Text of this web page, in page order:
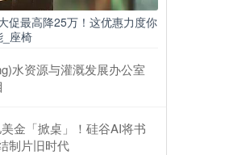
促最高降25万！这优惠力度你
_座椅
水资源与灌溉发展办公室
金「掀桌」！硅谷AI将书
制片旧时代